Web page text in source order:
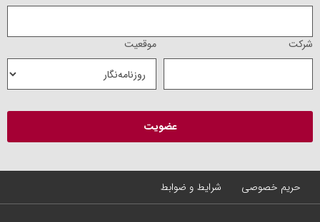
شرکت موقعیت
حریم خصوصی شرایط و ضوابط